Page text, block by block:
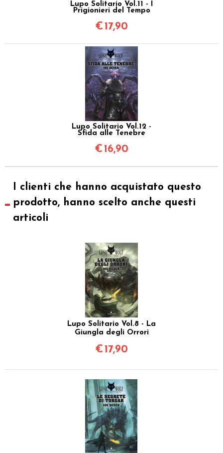
Lupo Solitario Vol.11 - I
Prigionieri del Tempo
€ 17,90
Lupo Solitario Vol.12 -
Sfida alle Tenebre
€ 16,90
I clienti che hanno acquistato questo
prodotto, hanno scelto anche questi
articoli
Lupo Solitario Vol.8 - La
Giungla degli Orrori
€ 17,90